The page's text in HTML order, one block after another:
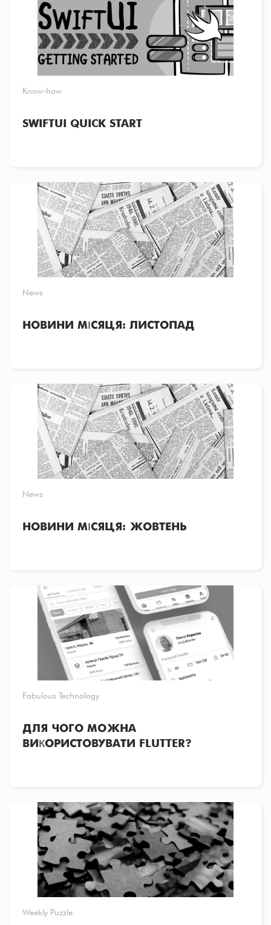
Know-how
SWIFTUI QUICK START
News
НОВИНИ МІСЯЦЯ: ЛИСТОПАД
News
НОВИНИ МІСЯЦЯ: ЖОВТЕНЬ
Fabulous Technology
ДЛЯ ЧОГО МОЖНА
ВИКОРИСТОВУВАТИ FLUTTER?
Weekly Puzzle